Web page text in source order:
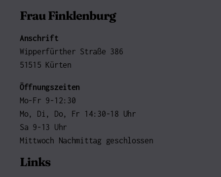
Frau Finklenburg
Anschrift
Wipperfürther Straße 386
51515 Kürten
Öffnungszeiten
Mo-Fr 9-12:30
Mo, Di, Do, Fr 14:30-18 Uhr
Sa 9-13 Uhr
Mittwoch Nachmittag geschlossen
Links